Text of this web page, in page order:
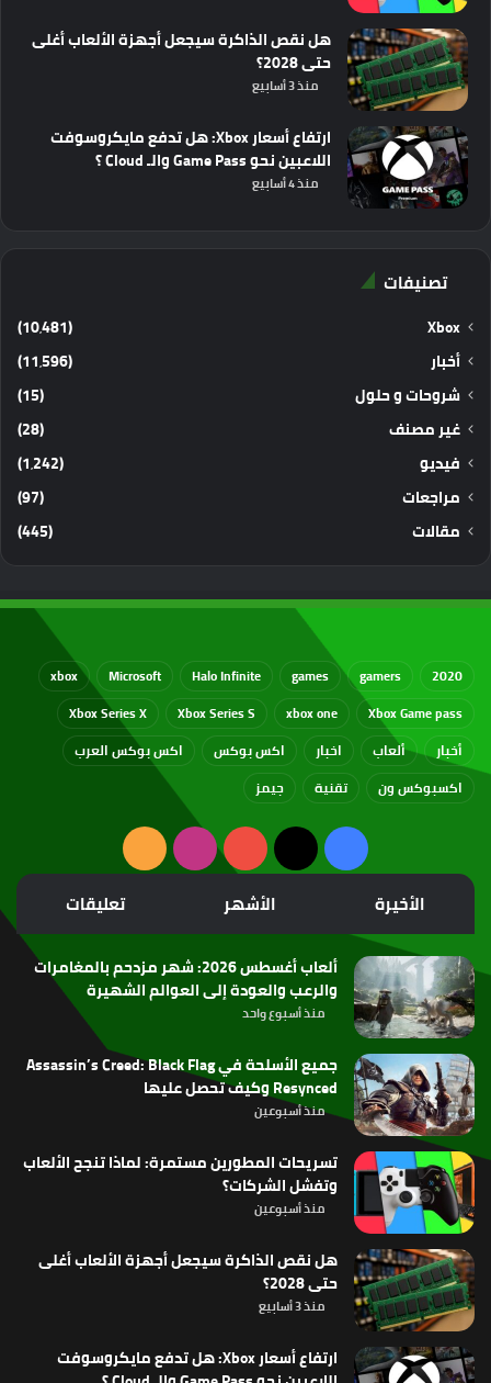
هل نقص الذاكرة سيجعل أجهزة الألعاب أغلى
حتى 2028؟
منذ 3 أسابيع
ارتفاع أسعار Xbox: هل تدفع مايكروسوفت
اللاعبين نحو Game Pass والـ Cloud ؟
منذ 4 أسابيع
تصنيفات
Xbox
(10٬481)
أخبار
(11٬596)
شروحات و حلول
(15)
غير مصنف
(28)
فيديو
(1٬242)
مراجعات
(97)
مقالات
(445)
2020
gamers
games
Halo Infinite
Microsoft
xbox
Xbox Game pass
xbox one
Xbox Series S
Xbox Series X
أخبار
ألعاب اخبار اكس بوكس
اكس بوكس العرب
اكسبوكس ون
تقنية جيمز
فيسبوك
‫X
‫YouTubeانستقرامملخص
الموقع
RSS
الأخيرة الأشهر تعليقات
ألعاب أغسطس 2026: شهر مزدحم بالمغامرات
والرعب والعودة إلى العوالم الشهيرة
منذ أسبوع واحد
جميع الأسلحة في Assassin’s Creed: Black Flag
Resynced وكيف تحصل عليها
منذ أسبوعين
تسريحات المطورين مستمرة: لماذا تنجح الألعاب
وتفشل الشركات؟
منذ أسبوعين
هل نقص الذاكرة سيجعل أجهزة الألعاب أغلى
حتى 2028؟
منذ 3 أسابيع
ارتفاع أسعار Xbox: هل تدفع مايكروسوفت